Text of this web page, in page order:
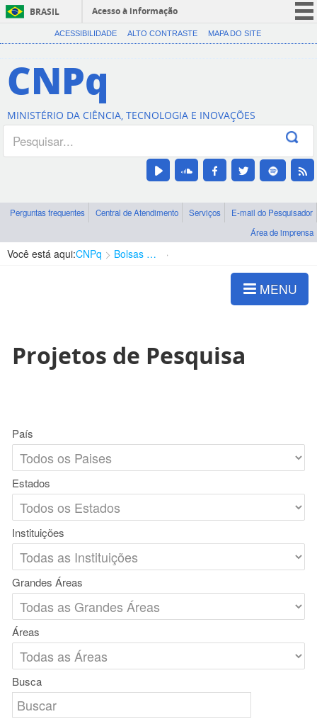
BRASIL
Acesso à informação
CORONAVÍRUS (COVID-19)
Canais
ACESSIBILIDADE ALTO CONTRASTE MAPA DO SITE
CNPq
MINISTÉRIO DA CIÊNCIA, TECNOLOGIA E INOVAÇÕES
Perguntas frequentes Central de Atendimento Serviços
E-mail do Pesquisador
Área de imprensa
Você está aqui:CNPq Bolsas e Auxílios Vigentes
MENU
Projetos de Pesquisa
País
Estados
Instituições
Grandes Áreas
Áreas
Busca